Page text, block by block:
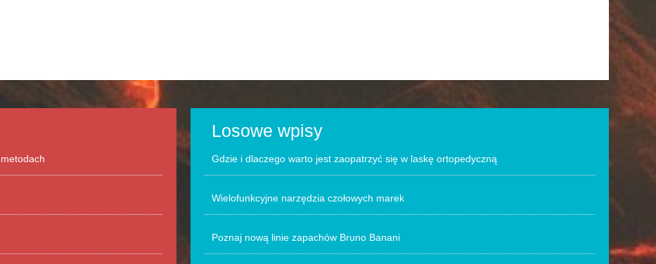
Losowe wpisy
Gdzie i dlaczego warto jest zaopatrzyć się w laskę ortopedyczną
Wielofunkcyjne narzędzia czołowych marek
Poznaj nową linie zapachów Bruno Banani